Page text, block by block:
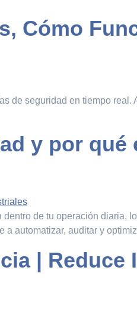
Cómo
de seguridad en tiempo
y por qué
de tu operación diaria,
automatizar, auditar y
| Reduce